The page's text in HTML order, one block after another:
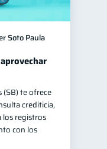
Soto Paula
(SB) te ofrece
crediticia,
los registros
con los